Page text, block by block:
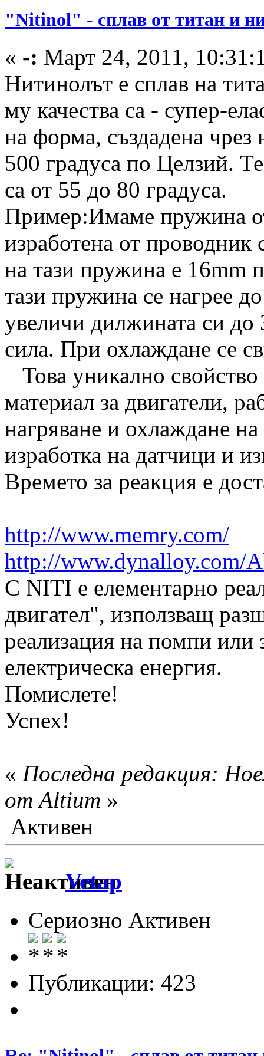
"Nitinol" - сплав от титан и
« -: Март 24, 2011,
Нитинолът е сплав на
му качества са - супер-
на форма, създадена чрез
500 градуса по Целзий.
са от 55 до 80 градуса.
Пример:Имаме пружина
изработена от
на тази пружина е 16mm
тази пружина се нагрее
увеличи дилжината си до
сила. При охлаждане се
Това уникално
материал за двигатели,
нагряване и охлаждане
изработка на датчици и
Времето за реакция е
http://www.memry.com/
http://www.dynalloy.com/
С NITI е елементарно
двигател", използващ
реализация на помпи или
електрическа енергия.
Помислете!
Успех!
« Последна редакция:
от Altium »
Активен
Vetap
Сериозно Активен
Публикации: 423